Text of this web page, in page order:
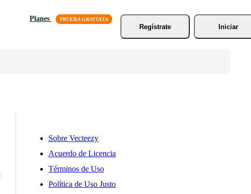
Planes
Regístrate
Iniciar
Sobre Vecteezy
Acuerdo de Licencia
Términos de Uso
Política de Uso Justo